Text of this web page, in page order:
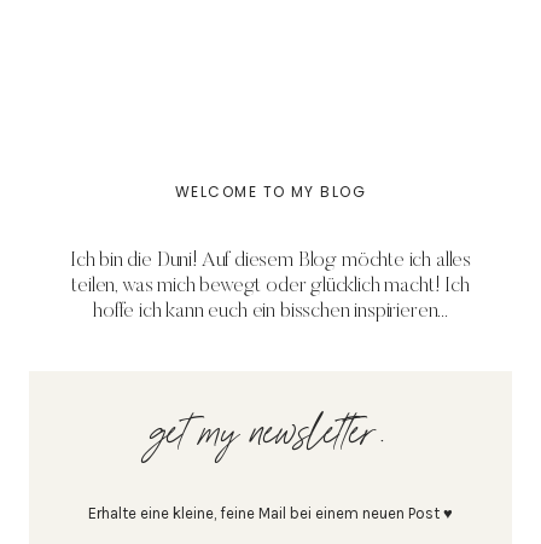
WELCOME TO MY BLOG
Ich bin die Duni! Auf diesem Blog möchte ich alles
teilen, was mich bewegt oder glücklich macht! Ich
hoffe ich kann euch ein bisschen inspirieren...
get my newsletter.
Erhalte eine kleine, feine Mail bei einem neuen Post ♥